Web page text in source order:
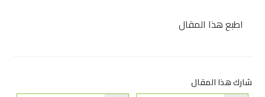
اطبع هذا المقال
شارك هذا المقال